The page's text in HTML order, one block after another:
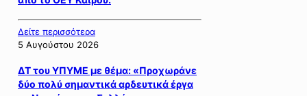
Δείτε περισσότερα
5 Αυγούστου 2026
ΔΤ του ΥΠΥΜΕ με θέμα: «Προχωράνε
δύο πολύ σημαντικά αρδευτικά έργα